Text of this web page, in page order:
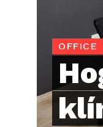
OFFICE